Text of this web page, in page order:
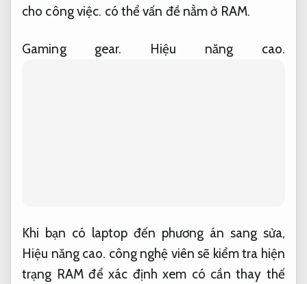
cho công việc. có thể vấn đề nằm ở RAM.
Gaming gear. Hiệu năng cao.
Khi bạn có laptop đến phương án sang sửa,
Hiệu năng cao. công nghệ viên sẽ kiểm tra hiện
trạng RAM để xác định xem có cần thay thế